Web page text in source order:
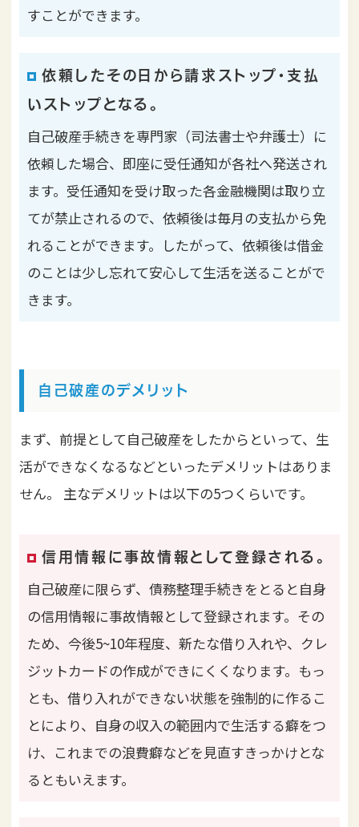
すことができます。
依頼したその日から請求ストップ・支払
いストップとなる。
自己破産手続きを専門家（司法書士や弁護士）に
依頼した場合、即座に受任通知が各社へ発送され
ます。受任通知を受け取った各金融機関は取り立
てが禁止されるので、依頼後は毎月の支払から免
れることができます。したがって、依頼後は借金
のことは少し忘れて安心して生活を送ることがで
きます。
自己破産のデメリット
まず、前提として自己破産をしたからといって、生
活ができなくなるなどといったデメリットはありま
せん。 主なデメリットは以下の5つくらいです。
信用情報に事故情報として登録される。
自己破産に限らず、債務整理手続きをとると自身
の信用情報に事故情報として登録されます。その
ため、今後5~10年程度、新たな借り入れや、クレ
ジットカードの作成ができにくくなります。もっ
とも、借り入れができない状態を強制的に作るこ
とにより、自身の収入の範囲内で生活する癖をつ
け、これまでの浪費癖などを見直すきっかけとな
るともいえます。